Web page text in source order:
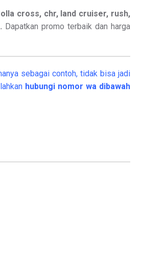
cross, chr, land cruiser, rush,
Dapatkan promo terbaik dan harga
sebagai contoh, tidak bisa jadi
hubungi nomor wa dibawah